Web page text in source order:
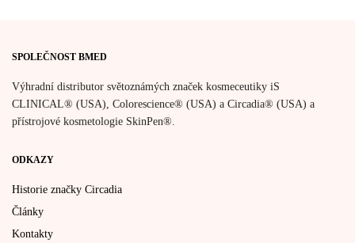
SPOLEČNOST BMED
Výhradní distributor světoznámých značek kosmeceutiky iS
CLINICAL® (USA), Colorescience® (USA) a Circadia® (USA) a
přístrojové kosmetologie SkinPen®.
ODKAZY
Historie značky Circadia
Články
Kontakty